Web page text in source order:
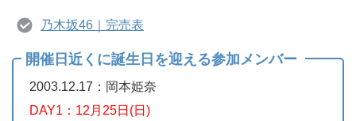
乃木坂46｜完売表
開催日近くに誕生日を迎える参加メンバー
2003.12.17：岡本姫奈
DAY1：12月25日(日)